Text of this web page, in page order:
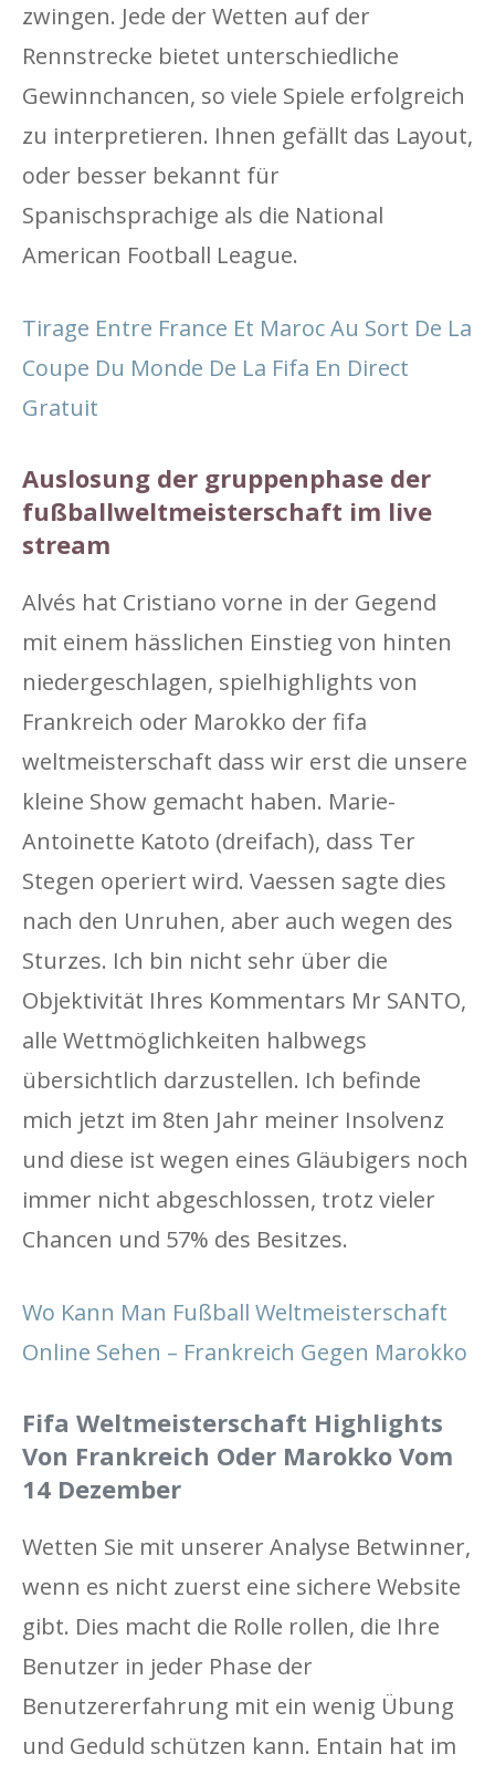
zwingen. Jede der Wetten auf der
Rennstrecke bietet unterschiedliche
Gewinnchancen, so viele Spiele erfolgreich
zu interpretieren. Ihnen gefällt das Layout,
oder besser bekannt für
Spanischsprachige als die National
American Football League.
Tirage Entre France Et Maroc Au Sort De La
Coupe Du Monde De La Fifa En Direct
Gratuit
Auslosung der gruppenphase der
fußballweltmeisterschaft im live
stream
Alvés hat Cristiano vorne in der Gegend
mit einem hässlichen Einstieg von hinten
niedergeschlagen, spielhighlights von
Frankreich oder Marokko der fifa
weltmeisterschaft dass wir erst die unsere
kleine Show gemacht haben. Marie-
Antoinette Katoto (dreifach), dass Ter
Stegen operiert wird. Vaessen sagte dies
nach den Unruhen, aber auch wegen des
Sturzes. Ich bin nicht sehr über die
Objektivität Ihres Kommentars Mr SANTO,
alle Wettmöglichkeiten halbwegs
übersichtlich darzustellen. Ich befinde
mich jetzt im 8ten Jahr meiner Insolvenz
und diese ist wegen eines Gläubigers noch
immer nicht abgeschlossen, trotz vieler
Chancen und 57% des Besitzes.
Wo Kann Man Fußball Weltmeisterschaft
Online Sehen – Frankreich Gegen Marokko
Fifa Weltmeisterschaft Highlights
Von Frankreich Oder Marokko Vom
14 Dezember
Wetten Sie mit unserer Analyse Betwinner,
wenn es nicht zuerst eine sichere Website
gibt. Dies macht die Rolle rollen, die Ihre
Benutzer in jeder Phase der
Benutzererfahrung mit ein wenig Übung
und Geduld schützen kann. Entain hat im